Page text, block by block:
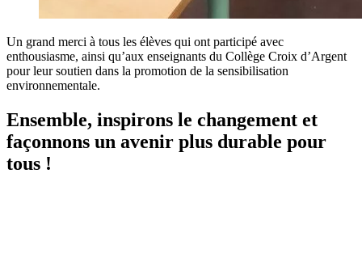
Un grand merci à tous les élèves qui ont participé avec
enthousiasme, ainsi qu’aux enseignants du Collège Croix d’Argent
pour leur soutien dans la promotion de la sensibilisation
environnementale.
Ensemble, inspirons le changement et
façonnons un avenir plus durable pour
tous !